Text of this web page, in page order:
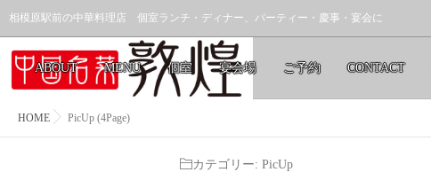
相模原駅前の中華料理店 個室ランチ・ディナー、パーティー・慶事・宴会に
ABOUT MENU 個室 宴会場 ご予約 CONTACT
HOME PicUp (4Page)
カテゴリー: PicUp